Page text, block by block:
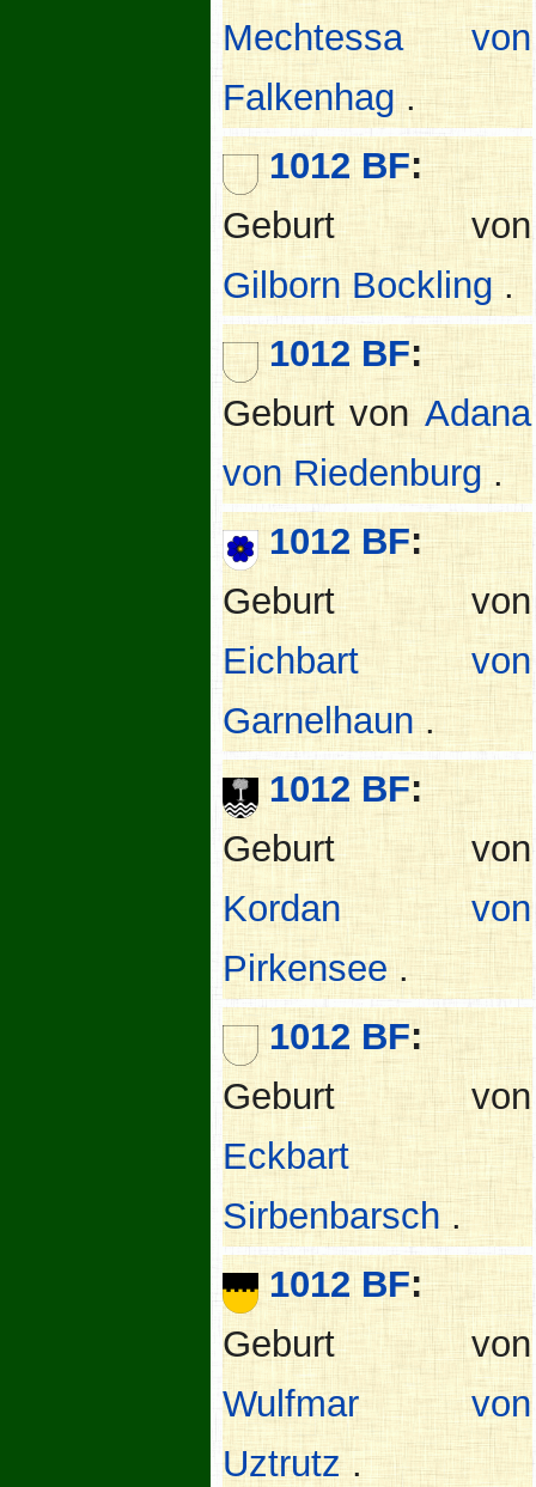
Mechtessa von
Falkenhag.
1012 BF:
Geburt von
Gilborn Bockling.
1012 BF:
Geburt vonAdana
von Riedenburg.
1012 BF:
Geburt von
Eichbart von
Garnelhaun.
1012 BF:
Geburt von
Kordan von
Pirkensee.
1012 BF:
Geburt von
Eckbart
Sirbenbarsch.
1012 BF:
Geburt von
Wulfmar von
Uztrutz.